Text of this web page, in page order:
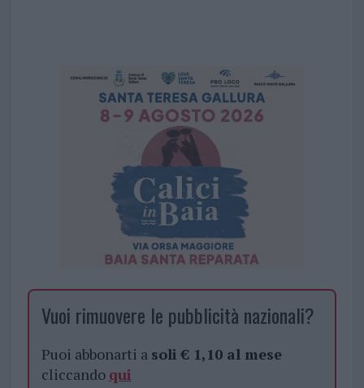
Vuoi rimuovere le pubblicità nazionali?
Puoi abbonarti a soli € 1,10 al mese
cliccando qui